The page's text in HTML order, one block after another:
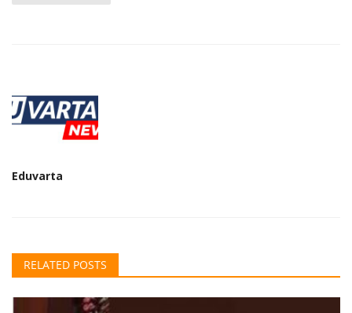
Eduvarta
RELATED POSTS